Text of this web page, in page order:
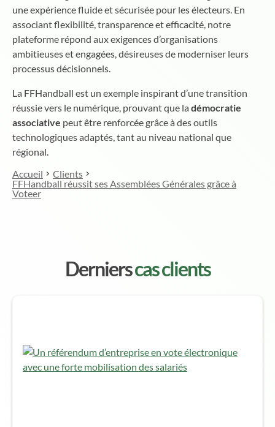
une expérience fluide et sécurisée pour les électeurs. En
associant flexibilité, transparence et efficacité, notre
plateforme répond aux exigences d’organisations
ambitieuses et engagées, désireuses de moderniser leurs
processus décisionnels.
La FFHandball est un exemple inspirant d’une transition
réussie vers le numérique, prouvant que ladémocratie
associative peut être renforcée grâce à des outils
technologiques adaptés, tant au niveau national que
régional.
Accueil
Clients
FFHandball réussit ses Assemblées Générales grâce à
Voteer
Dernierscas clients